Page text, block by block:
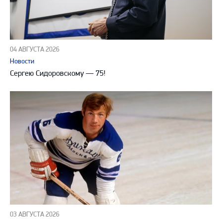
04 АВГУСТА 2026
Новости
Сергею Сидоровскому — 75!
03 АВГУСТА 2026